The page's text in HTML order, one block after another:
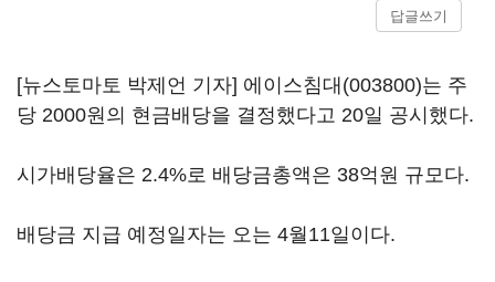
답글쓰기
[뉴스토마토 박제언 기자] 에이스침대(003800)는 주
당 2000원의 현금배당을 결정했다고 20일 공시했다.
시가배당율은 2.4%로 배당금총액은 38억원 규모다.
배당금 지급 예정일자는 오는 4월11일이다.